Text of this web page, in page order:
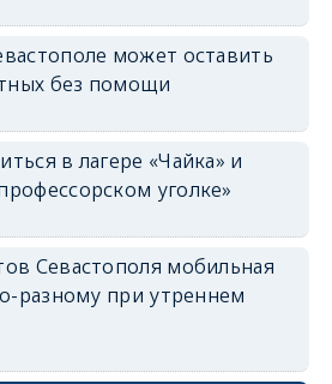
может оставить
без помощи
в лагере «Чайка» и
уголке»
Севастополя мобильная
разному при утреннем